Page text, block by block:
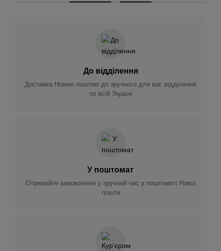
До відділення
Доставка Новою поштою до зручного для вас відділення
по всій Україні
У поштомат
Отримайте замовлення у зручний час у поштоматі Нової
пошти